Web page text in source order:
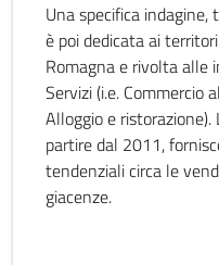
Una specifica
è poi dedicata ai
Romagna e rivolta alle
Servizi (i.e. Commercio
Alloggio e ristorazione).
partire dal 2011,
tendenziali circa le
giacenze.